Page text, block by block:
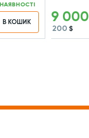
В КОШИК 9 000
200 $